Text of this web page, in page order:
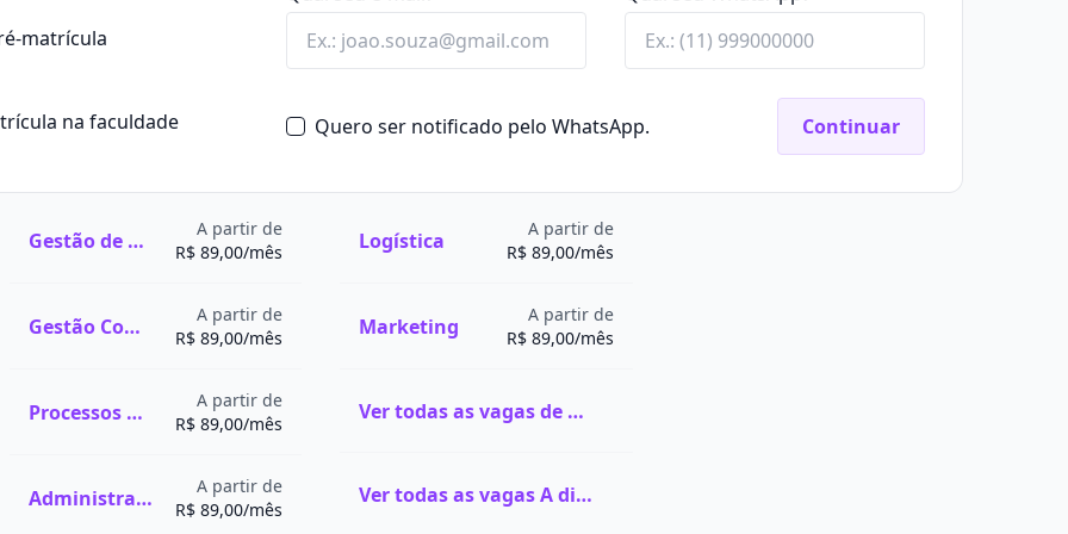
É indicado para
e contribuir para o
religiosas ou
interdisciplinares.
as religiões e as
o sagrado e o
e cultural.
ou outros escritos
e na moral;
matrícula
na faculdade
Quero ser notificado pelo WhatsApp. Continuar
Gestão de Recursos Humanos
A partir de
R$ 89,00/mês
Gestão Comercial
A partir de
R$ 89,00/mês
Processos Gerenciais
A partir de
R$ 89,00/mês
Administração
A partir de
R$ 89,00/mês
Logística
A partir de
R$ 89,00/mês
Marketing
A partir de
R$ 89,00/mês
Ver todas as vagas de Graduação na AUDEN
Ver todas as vagas A distância (EaD) na AUDEN